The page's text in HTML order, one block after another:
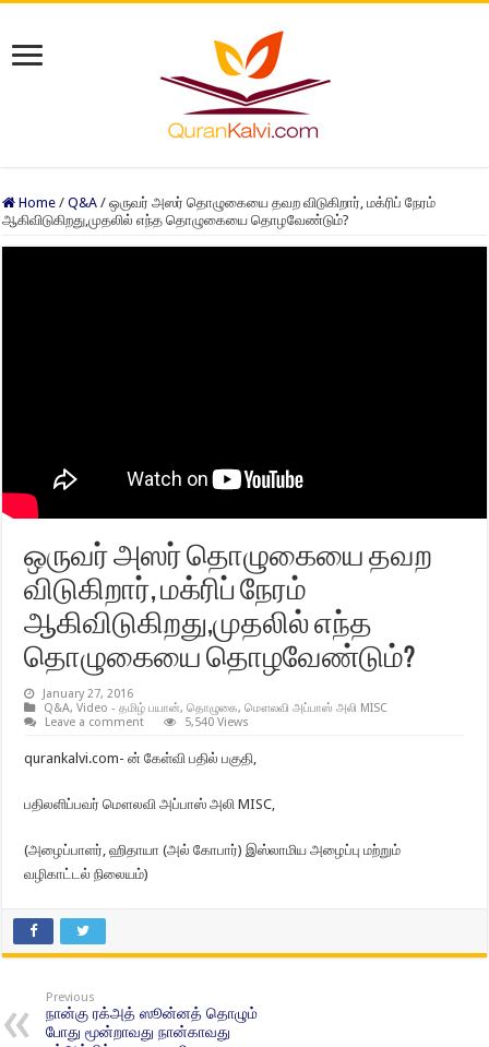
Home / Q&A / ஒருவர் அஸர் தொழுகையை தவற விடுகிறார், மக்ரிப் நேரம்
ஆகிவிடுகிறது,முதலில் எந்த தொழுகையை தொழவேண்டும்?
ஒருவர் அஸர் தொழுகையை தவற
விடுகிறார், மக்ரிப் நேரம்
ஆகிவிடுகிறது,முதலில் எந்த
தொழுகையை தொழவேண்டும்?
January 27, 2016
Q&A,Video - தமிழ் பயான்,தொழுகை,மௌலவி அப்பாஸ் அலி MISC
Leave a comment
5,540 Views
qurankalvi.com- ன் கேள்வி பதில் பகுதி,
பதிலளிப்பவர் மௌலவி அப்பாஸ் அலி MISC,
(அழைப்பாளர், ஹிதாயா (அல் கோபார்) இஸ்லாமிய அழைப்பு மற்றும்
வழிகாட்டல் நிலையம்)
Previous
நான்கு ரக்அத் ஸூன்னத் தொழும்
போது மூன்றாவது நான்காவது